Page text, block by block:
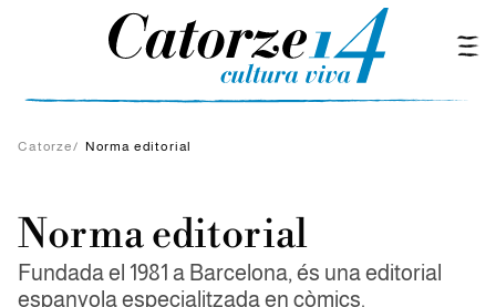
Catorze/ Norma editorial
Norma editorial
Fundada el 1981 a Barcelona, és una editorial
espanyola especialitzada en còmics.